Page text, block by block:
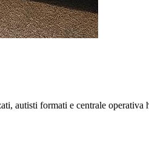
autisti formati e centrale operativa